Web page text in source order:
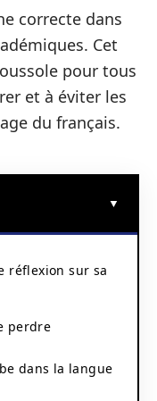
correcte dans
Cet
pour tous
et à éviter les
du français.
réflexion sur sa
perdre
dans la langue